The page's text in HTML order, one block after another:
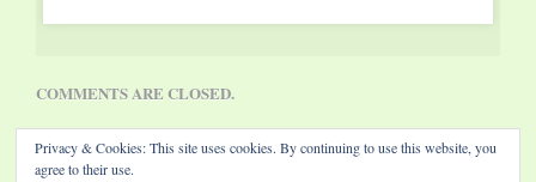
COMMENTS ARE CLOSED.
Privacy & Cookies: This site uses cookies. By continuing to use this website, you
agree to their use.